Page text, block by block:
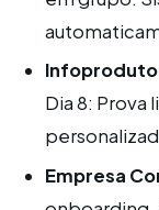
Dia 8: Prova
Empresa